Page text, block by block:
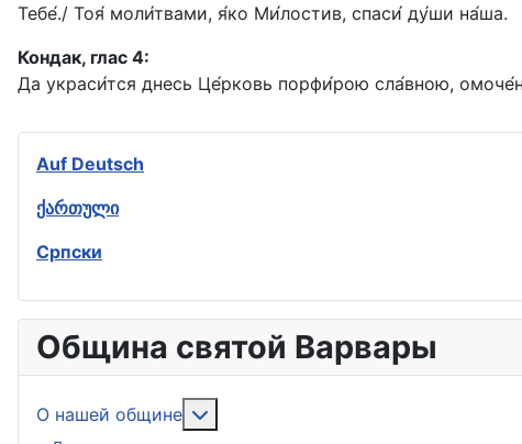
Тебе́./ Тоя́ моли́твами, я́ко Ми́лостив, спаси́ ду́ши на́ша.
Кондак, глас 4:
Да украси́тся днесь Це́рковь порфи́рою сла́вною,
Auf Deutsch
ქართული
Српски
Община святой Варвары
О нашей общине